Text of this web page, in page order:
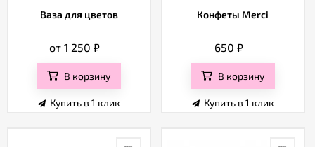
Ваза для цветов
от 1 250₽
В корзину
Купить в 1 клик
Конфеты Merci
650 ₽
В корзину
Купить в 1 клик